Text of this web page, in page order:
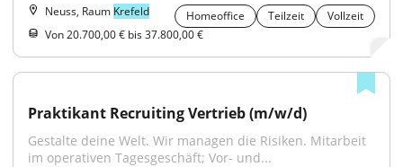
Neuss, Raum Krefeld Homeoffice Teilzeit
Vollzeit
Von 20.700,00 € bis 37.800,00 €
Praktikant Recruiting Vertrieb (m/w/d)
Gestalte deine Welt. Wir managen die Risiken. Mitarbeit
im operativen Tagesgeschäft; Vor- und...